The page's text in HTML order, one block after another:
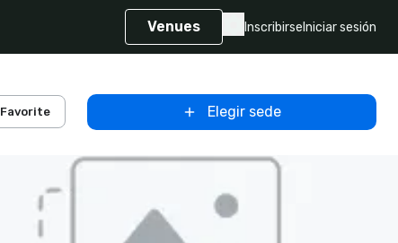
Venues Inscribirse Iniciar sesión
Favorite Elegir sede